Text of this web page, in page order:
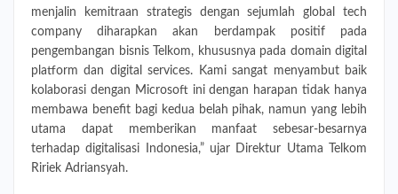
menjalin kemitraan strategis dengan sejumlah global tech
company diharapkan akan berdampak positif pada
pengembangan bisnis Telkom, khususnya pada domain digital
platform dan digital services. Kami sangat menyambut baik
kolaborasi dengan Microsoft ini dengan harapan tidak hanya
membawa benefit bagi kedua belah pihak, namun yang lebih
utama dapat memberikan manfaat sebesar-besarnya
terhadap digitalisasi Indonesia,” ujar Direktur Utama Telkom
Ririek Adriansyah.